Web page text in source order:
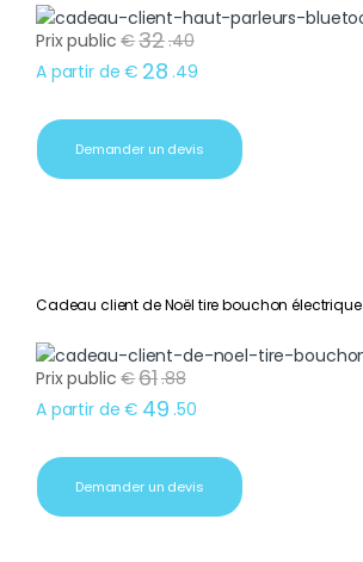
Prix public €32.40
A partir de € 28 .49
Demander un devis
Cadeau client de Noël tire bouchon électrique
Prix public €61.88
A partir de € 49 .50
Demander un devis